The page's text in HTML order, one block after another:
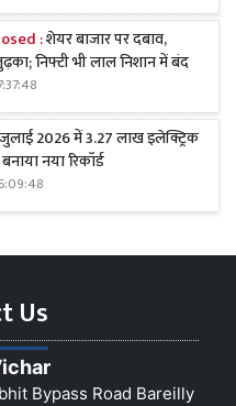
:शेयर बाजार पर दबाव,
निफ्टी भी लाल निशान में बंद
2026 में 3.27 लाख इलेक्ट्रिक
नया रिकॉर्ड
Us
Bypass Road Bareilly